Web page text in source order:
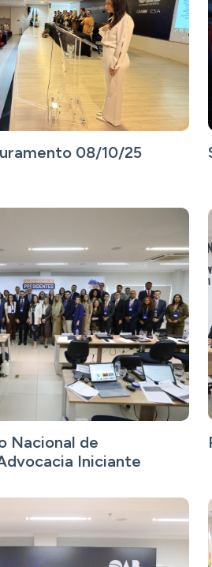
08/10/25
Nacional de
Iniciante